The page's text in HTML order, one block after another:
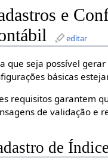
e
editar
que seja possível
básicas
requisitos garantem
de validação e
de